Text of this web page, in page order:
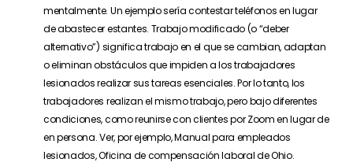
mentalmente. Un ejemplo sería contestar teléfonos en lugar
de abastecer estantes. Trabajo modificado (o “deber
alternativo”) significa trabajo en el que se cambian, adaptan
o eliminan obstáculos que impiden a los trabajadores
lesionados realizar sus tareas esenciales. Por lo tanto, los
trabajadores realizan el mismo trabajo, pero bajo diferentes
condiciones, como reunirse con clientes por Zoom en lugar de
en persona. Ver, por ejemplo, Manual para empleados
lesionados, Oficina de compensación laboral de Ohio.